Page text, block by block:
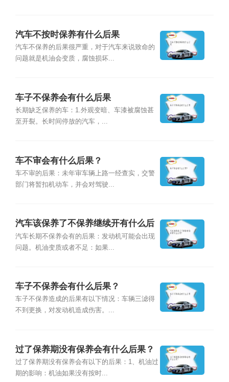
汽车不按时保养有什么后果
汽车不保养的后果很严重，对于汽车来说致命的
问题就是机油会变质，腐蚀损坏...
车子不保养会有什么后果
长期缺乏保养的车：1.外观变暗、车漆被腐蚀甚
至开裂。长时间停放的汽车，...
车不审会有什么后果？
车不审的后果：未年审车辆上路一经查实，交警
部门将暂扣机动车，并会对驾驶...
汽车该保养了不保养继续开有什么后
果？
汽车长期不保养会有的后果：发动机可能会出现
问题。机油变质或者不足：如果...
车子不保养会有什么后果？
车子不保养造成的后果有以下情况：车辆三滤得
不到更换，对发动机造成伤害。...
过了保养期没有保养会有什么后果？
过了保养期没有保养会有以下的后果：1、机油过
期的影响：机油如果没有按时...